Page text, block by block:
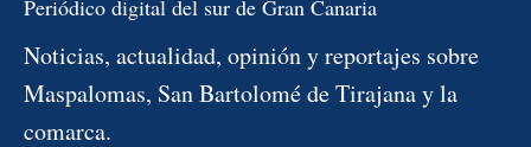
Periódico digital del sur de Gran Canaria
Noticias, actualidad, opinión y reportajes sobre
Maspalomas, San Bartolomé de Tirajana y la
comarca.